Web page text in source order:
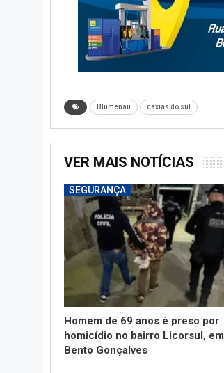
Blumenau caxias do sul
VER MAIS NOTÍCIAS
SEGURANÇA
Homem de 69 anos é preso por
homicídio no bairro Licorsul, em
Bento Gonçalves